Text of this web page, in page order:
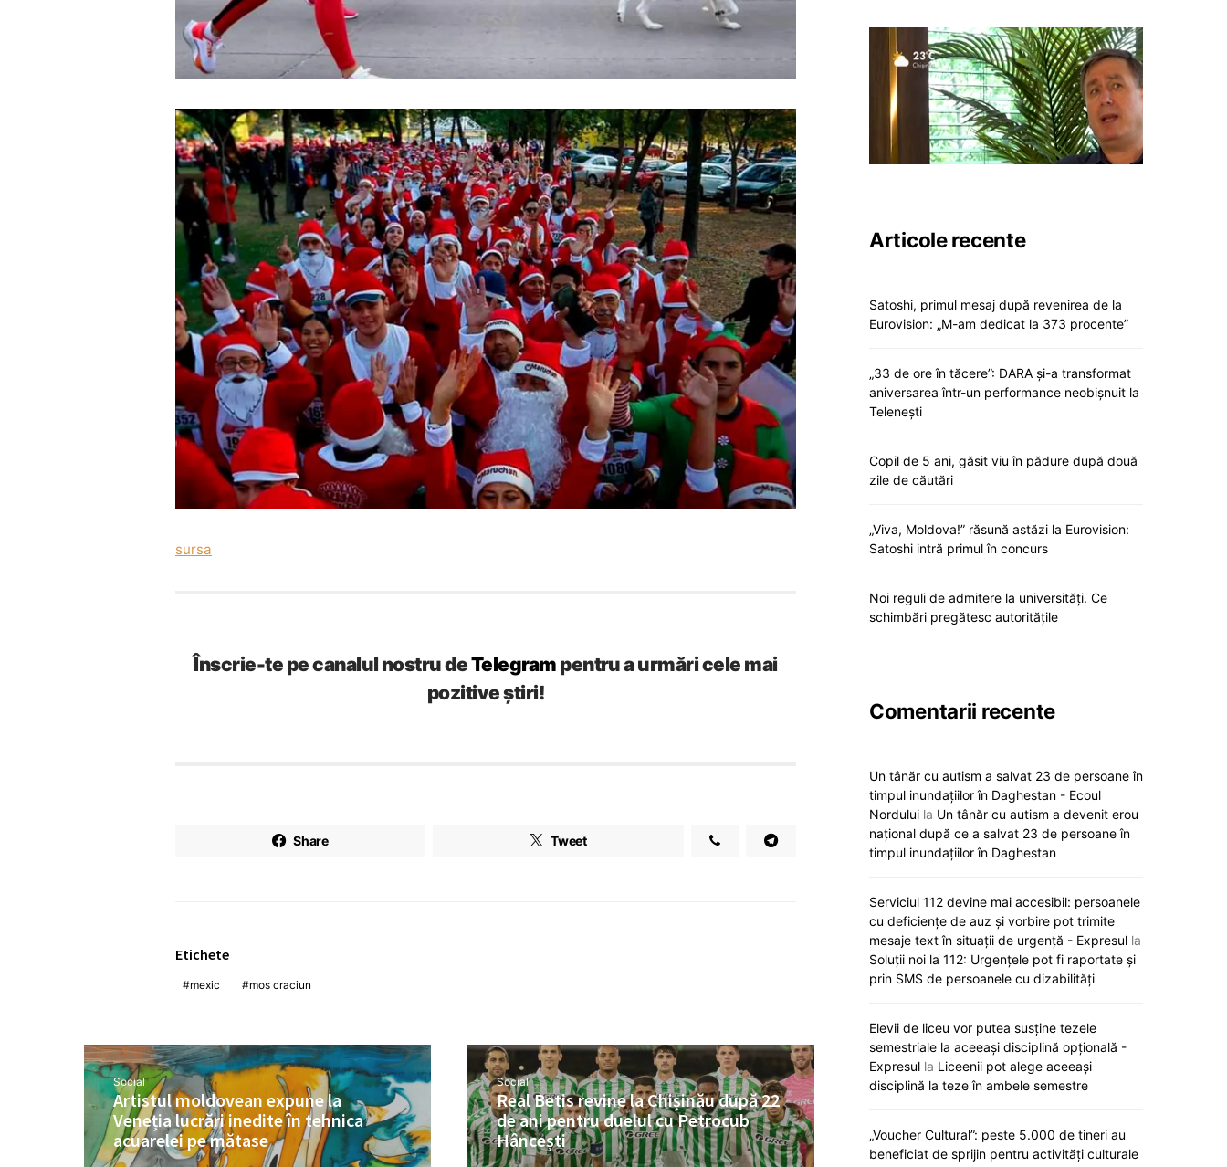
sursa
Înscrie-te pe canalul nostru deTelegram pentru a urmări cele mai
pozitive știri!
Share Tweet
Etichete
mexic mos craciun
Social
Artistul moldovean expune la
Veneția lucrări inedite în tehnica
acuarelei pe mătase
Social
Real Betis revine la Chișinău după 22
de ani pentru duelul cu Petrocub
Hâncești
Articole recente
Satoshi, primul mesaj după revenirea de la
Eurovision: „M-am dedicat la 373 procente”
„33 de ore în tăcere”: DARA și-a transformat
aniversarea într-un performance neobișnuit la
Telenești
Copil de 5 ani, găsit viu în pădure după două
zile de căutări
„Viva, Moldova!” răsună astăzi la Eurovision:
Satoshi intră primul în concurs
Noi reguli de admitere la universități. Ce
schimbări pregătesc autoritățile
Comentarii recente
Un tânăr cu autism a salvat 23 de persoane în
timpul inundațiilor în Daghestan - Ecoul
Nordului la Un tânăr cu autism a devenit erou
național după ce a salvat 23 de persoane în
timpul inundațiilor în Daghestan
Serviciul 112 devine mai accesibil: persoanele
cu deficiențe de auz și vorbire pot trimite
mesaje text în situații de urgență - Expresul la
Soluții noi la 112: Urgențele pot fi raportate și
prin SMS de persoanele cu dizabilități
Elevii de liceu vor putea susține tezele
semestriale la aceeași disciplină opțională -
Expresul la Liceenii pot alege aceeași
disciplină la teze în ambele semestre
„Voucher Cultural”: peste 5.000 de tineri au
beneficiat de sprijin pentru activități culturale